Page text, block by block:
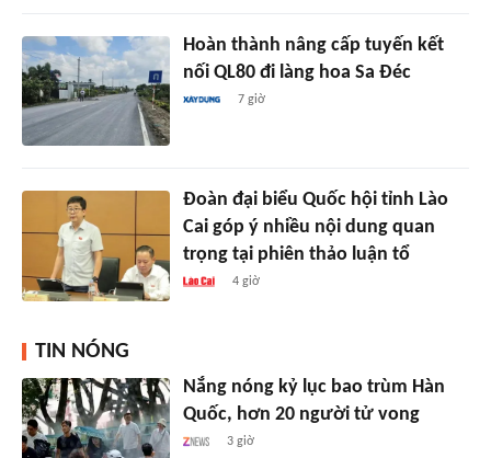
Hoàn thành nâng cấp tuyến kết
nối QL80 đi làng hoa Sa Đéc
7 giờ
Đoàn đại biểu Quốc hội tỉnh Lào
Cai góp ý nhiều nội dung quan
trọng tại phiên thảo luận tổ
4 giờ
TIN NÓNG
Nắng nóng kỷ lục bao trùm Hàn
Quốc, hơn 20 người tử vong
3 giờ